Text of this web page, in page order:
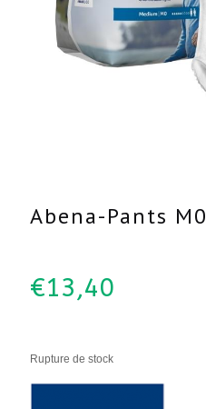
Abena-Pants M0
€13,40
Rupture de stock